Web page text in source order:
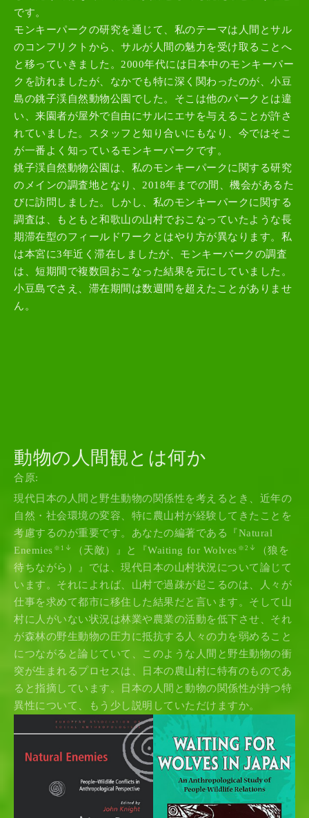
です。
モンキーパークの研究を通じて、私のテーマは人間とサル
のコンフリクトから、サルが人間の魅力を受け取ることへ
と移っていきました。2000年代には日本中のモンキーパー
クを訪れましたが、なかでも特に深く関わったのが、小豆
島の銚子渓自然動物公園でした。そこは他のパークとは違
い、来園者が屋外で自由にサルにエサを与えることが許さ
れていました。スタッフと知り合いにもなり、今ではそこ
が一番よく知っているモンキーパークです。
銚子渓自然動物公園は、私のモンキーパークに関する研究
のメインの調査地となり、2018年までの間、機会があるた
びに訪問しました。しかし、私のモンキーパークに関する
調査は、もともと和歌山の山村でおこなっていたような長
期滞在型のフィールドワークとはやり方が異なります。私
は本宮に3年近く滞在しましたが、モンキーパークの調査
は、短期間で複数回おこなった結果を元にしていました。
小豆島でさえ、滞在期間は数週間を超えたことがありませ
ん。
動物の人間観とは何か
合原:
現代日本の人間と野生動物の関係性を考えるとき、近年の
自然・社会環境の変容、特に農山村が経験してきたことを
考慮するのが重要です。あなたの編著である『Natural
Enemies ※1 （天敵）』と『Waiting for Wolves ※2
（狼を
待ちながら）』では、現代日本の山村状況について論じて
います。それによれば、山村で過疎が起こるのは、人々が
仕事を求めて都市に移住した結果だと言います。そして山
村に人がいない状況は林業や農業の活動を低下させ、それ
が森林の野生動物の圧力に抵抗する人々の力を弱めること
につながると論じていて、このような人間と野生動物の衝
突が生まれるプロセスは、日本の農山村に特有のものであ
ると指摘しています。日本の人間と動物の関係性が持つ特
異性について、もう少し説明していただけますか。